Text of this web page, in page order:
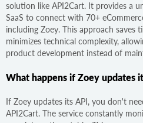
solution like API2Cart. It provides a
SaaS to connect with 70+
including Zoey. This approach saves
minimizes technical complexity,
product development instead of
What happens if Zoey updates
If Zoey updates its API, you don't
API2Cart. The service constantly